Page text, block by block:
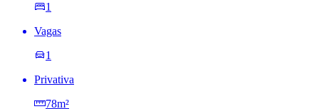
1
Vagas
1
Privativa
78m²